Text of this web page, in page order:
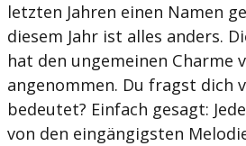
letzten Jahren einen Namen
diesem Jahr ist alles anders.
hat den ungemeinen Charme
angenommen. Du fragst dich
bedeutet? Einfach gesagt:
von den eingängigsten